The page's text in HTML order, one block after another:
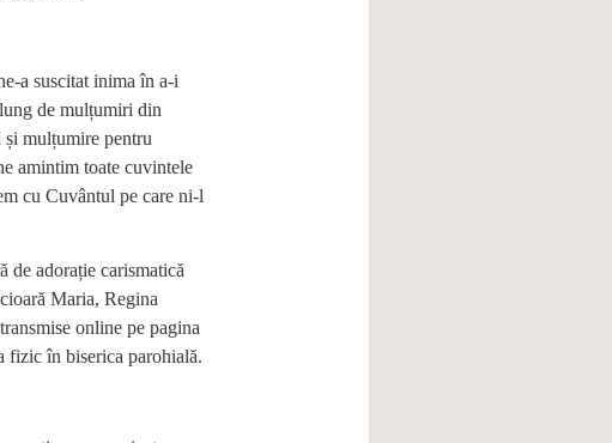
a suscitat inima în a-i
de mulțumiri din
mulțumire pentru
amintim toate cuvintele
cu Cuvântul pe care ni-l
de adorație carismatică
Maria, Regina
online pe pagina
fizic în biserica parohială.